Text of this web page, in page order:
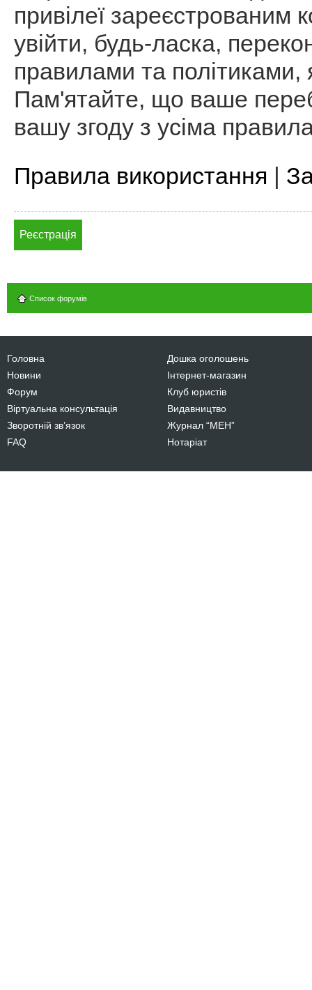
привілеї зареєстрованим
увійти, будь-ласка,
правилами та політиками,
Пам'ятайте, що ваше
вашу згоду з усіма
Правила використання
Реєстрація
Список форумів
Головна
Новини
Форум
Віртуальна консультація
Зворотній зв’язок
FAQ
Дошка оголошень
Інтернет-магазин
Клуб юристів
Видавництво
Журнал “МЕН”
Нотаріат